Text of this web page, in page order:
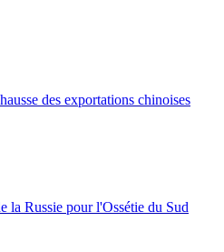
des exportations chinoises
la Russie pour l'Ossétie du Sud